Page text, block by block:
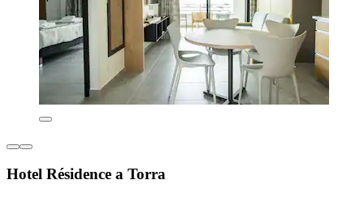
Hotel Résidence a Torra